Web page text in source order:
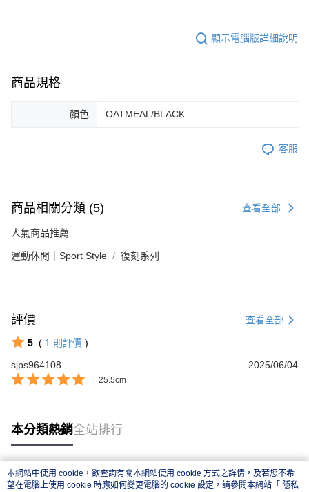
顯示電腦版詳細說明
商品規格
顏色 OATMEAL/BLACK
客服
商品相關分類 (5) 查看全部
人氣商品推薦
運動休閒｜Sport Style 復刻系列
評價 查看全部
5 ( 1 則評價 )
sjps964108
2025/06/04
25.5cm
本分類熱銷全站排行
熱門標籤
本網站中使用 cookie，欲查詢有關本網站使用 cookie 方式之詳情，及若您不希
望在電腦上使用 cookie 時應如何變更電腦的 cookie 設定，請參閱本網站「 隱私